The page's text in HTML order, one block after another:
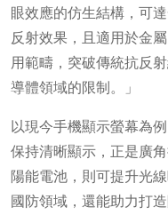
眼效應的仿生結構，可
反射效果，且適用於金
用範疇，突破傳統抗反
導體領域的限制。」
以現今手機顯示螢幕為
保持清晰顯示，正是廣
陽能電池，則可提升光
國防領域，還能助力打造